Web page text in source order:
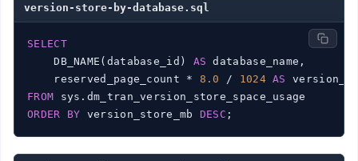
version-store-by-database.sql
SELECT
    DB_NAME(database_id)
AS database_name,
    reserved_page_count *
8.0 / 1024 AS
FROM
ORDER
BY version_store_mb DESC